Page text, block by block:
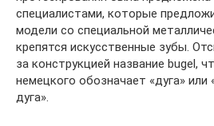
специалистами, которые
модели со специальной
крепятся искусственные зубы.
за конструкцией название bugel,
немецкого обозначает «дуга» или
дуга».